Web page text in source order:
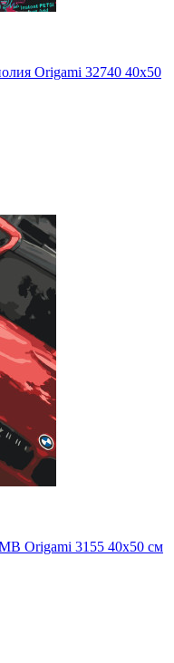
Origami 32740 40x50
Origami 3155 40x50 см